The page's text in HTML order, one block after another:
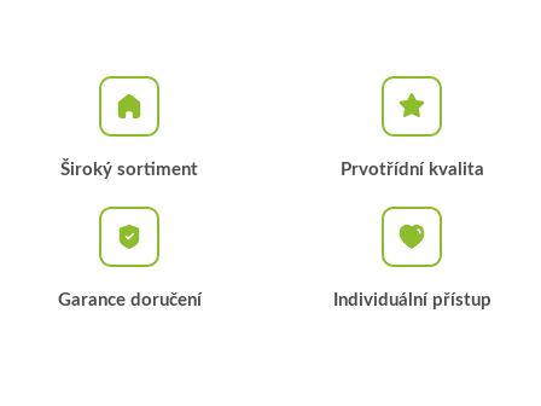
Široký sortiment Prvotřídní kvalita
Garance doručení Individuální přístup